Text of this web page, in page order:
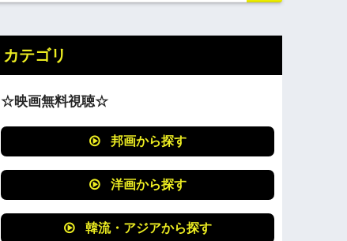
カテゴリ
☆映画無料視聴☆
邦画から探す
洋画から探す
韓流・アジアから探す